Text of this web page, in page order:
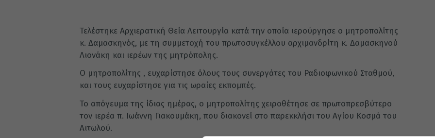
Τελέστηκε Αρχιερατική Θεία Λειτουργία κατά την οποία ιερούργησε ο μητροπολίτης
κ. Δαμασκηνός, με τη συμμετοχή του πρωτοσυγκέλλου αρχιμανδρίτη κ. Δαμασκηνού
Λιονάκη και ιερέων της μητρόπολης.
Ο μητροπολίτης , ευχαρίστησε όλους τους συνεργάτες του Ραδιοφωνικού Σταθμού,
και τους ευχαρίστησε για τις ωραίες εκπομπές.
Το απόγευμα της ίδιας ημέρας, ο μητροπολίτης χειροθέτησε σε πρωτοπρεσβύτερο
τον ιερέα π. Ιωάννη Γιακουμάκη, που διακονεί στο παρεκκλήσι του Αγίου Κοσμά του
Αιτωλού.